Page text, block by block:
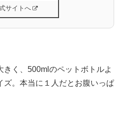
サイトへ
きく、500mlのペットボトルよ
ズ。本当に１人だとお腹いっぱ